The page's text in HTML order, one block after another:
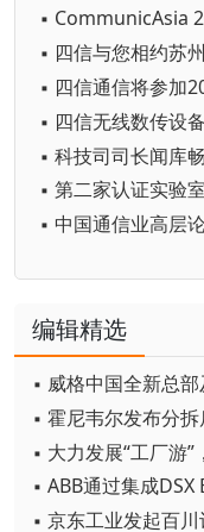
▪ CommunicAsia
▪ 四信与您相约苏
▪ 四信通信将参加
▪ 科技司司长闻库
▪ 第二家认证实验
▪ 中国通信业高层
编辑精选
▪ 威格中国全新总
▪ 大力发展“工厂游”
▪ 京东工业发起百